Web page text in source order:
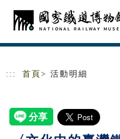
跳到主要內容
網站導覽
::: 首頁 > 活動明細